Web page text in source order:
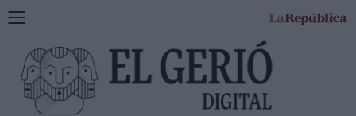
Mostra
navegació